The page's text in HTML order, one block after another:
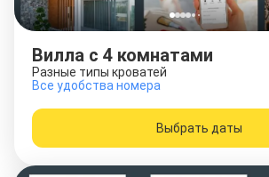
Вилла с 4 комнатами
Разные типы кроватей
Все удобства номера
Выбрать даты